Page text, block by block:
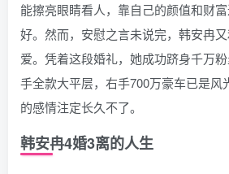
能擦亮眼睛看人，靠自己的颜值和财
好。然而，安慰之言未说完，韩安冉
爱。凭着这段婚礼，她成功跻身千万
手全款大平层，右手700万豪车已是风
的感情注定长久不了。
韩安冉4婚3离的人生